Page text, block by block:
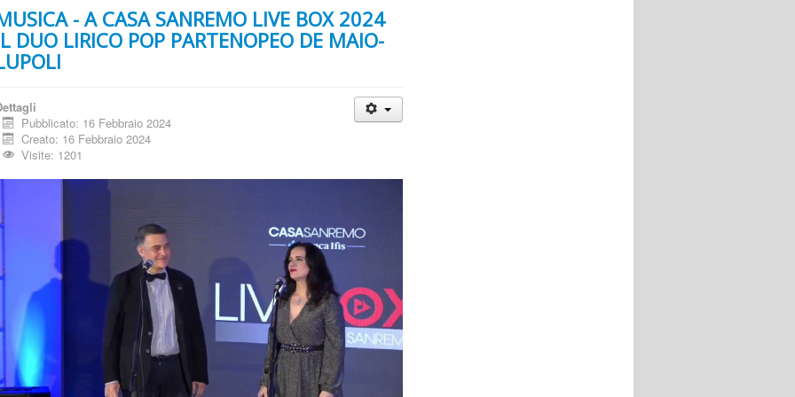
- A CASA SANREMO LIVE BOX 2024
DUO LIRICO POP PARTENOPEO DE MAIO-
Pubblicato: 16 Febbraio 2024
Creato: 16 Febbraio 2024
Visite: 1201